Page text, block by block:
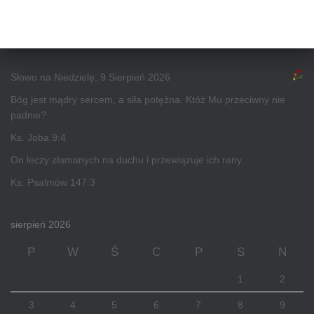
Słowo na Niedzielę, 9 Sierpień 2026
Bóg jest mądry sercem, a siła potężna. Któż Mu przeciwny nie
padnie?
Ks. Joba 9:4
On leczy złamanych na duchu i przewiązuje ich rany.
Ks. Psalmów 147:3
sierpień 2026
P W Ś C P S N
1 2
3 4 5 6 7 8 9